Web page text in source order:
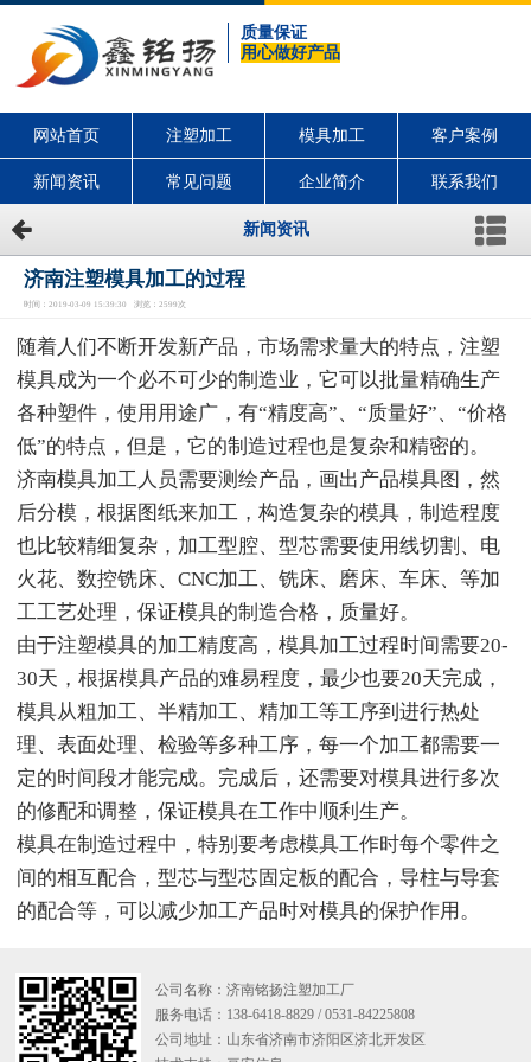
质量保证
用心做好产品
网站首页 注塑加工 模具加工 客户案例
新闻资讯 常见问题 企业简介 联系我们
新闻资讯
济南注塑模具加工的过程
时间：2019-03-09 15:39:30 浏览：2599次
随着人们不断开发新产品，市场需求量大的特点，注塑
模具成为一个必不可少的制造业，它可以批量精确生产
各种塑件，使用用途广，有“精度高”、“质量好”、“价格
低”的特点，但是，它的制造过程也是复杂和精密的。
济南模具加工人员需要测绘产品，画出产品模具图，然
后分模，根据图纸来加工，构造复杂的模具，制造程度
也比较精细复杂，加工型腔、型芯需要使用线切割、电
火花、数控铣床、CNC加工、铣床、磨床、车床、等加
工工艺处理，保证模具的制造合格，质量好。
由于注塑模具的加工精度高，模具加工过程时间需要20-
30天，根据模具产品的难易程度，最少也要20天完成，
模具从粗加工、半精加工、精加工等工序到进行热处
理、表面处理、检验等多种工序，每一个加工都需要一
定的时间段才能完成。完成后，还需要对模具进行多次
的修配和调整，保证模具在工作中顺利生产。
模具在制造过程中，特别要考虑模具工作时每个零件之
间的相互配合，型芯与型芯固定板的配合，导柱与导套
的配合等，可以减少加工产品时对模具的保护作用。
公司名称：济南铭扬注塑加工厂
服务电话：138-6418-8829 / 0531-84225808
公司地址：山东省济南市济阳区济北开发区